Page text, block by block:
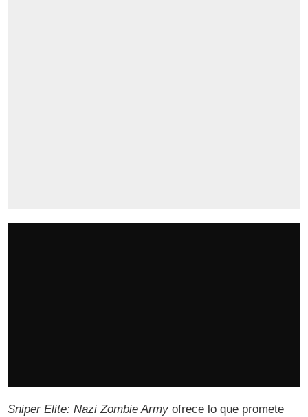
Sniper Elite: Nazi Zombie Army ofrece lo que promete